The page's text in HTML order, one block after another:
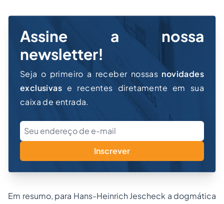
Assine a nossa
newsletter!
Seja o primeiro a receber nossas novidades
exclusivas e recentes diretamente em sua
caixa de entrada.
Inscrever
Em resumo, para Hans-Heinrich Jescheck a dogmática